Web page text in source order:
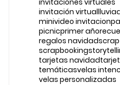
invitaciones virtuales
invitación virtual
minivideo invitacion
picnicprimer año
regalos navidadscrap
scrapbooking
tarjetas navidad
temáticasvelas
velas personalizadas